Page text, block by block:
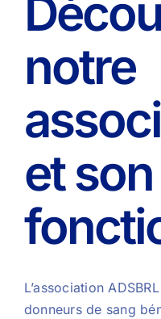
notre
et son
L’association
donneurs de sang